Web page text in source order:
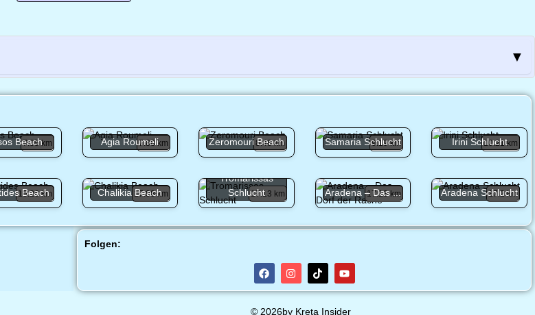
▼
7.85 km
Beach 7.88 km
Agia Roumeli 8.46 km
Zeromouri Beach 9.19 km
Samaria Schlucht 10.21 km
Irini Schlucht
16.26 km
Beach 17.08 km
Chalikia Beach 17.13 km
Tromarissas
Schlucht
17.18 km
Aradena – Das ... 17.2 km
Aradena Schlucht
Folgen:
© 2026by Kreta Insider